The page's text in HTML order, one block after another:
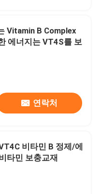
Vitamin B Complex
에너지는 VT4S를 보
연락처
비타민 B 정제/에
타민 보충교재